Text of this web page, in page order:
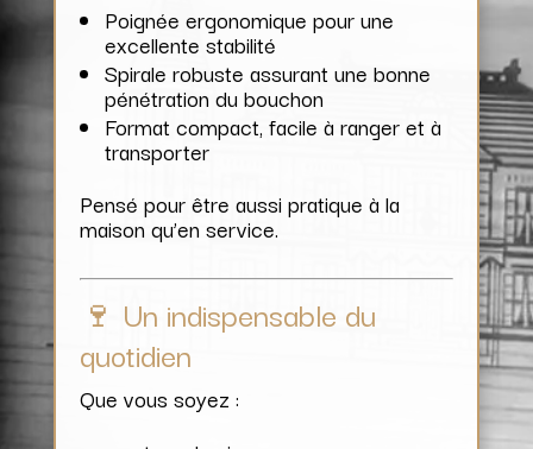
Poignée ergonomique pour une
excellente stabilité
Spirale robuste assurant une bonne
pénétration du bouchon
Format compact, facile à ranger et à
transporter
Pensé pour être aussi pratique à la
maison qu’en service.
🍷 Un indispensable du
quotidien
Que vous soyez :